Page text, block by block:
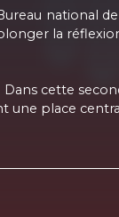
national de
la
Dans cette
une place